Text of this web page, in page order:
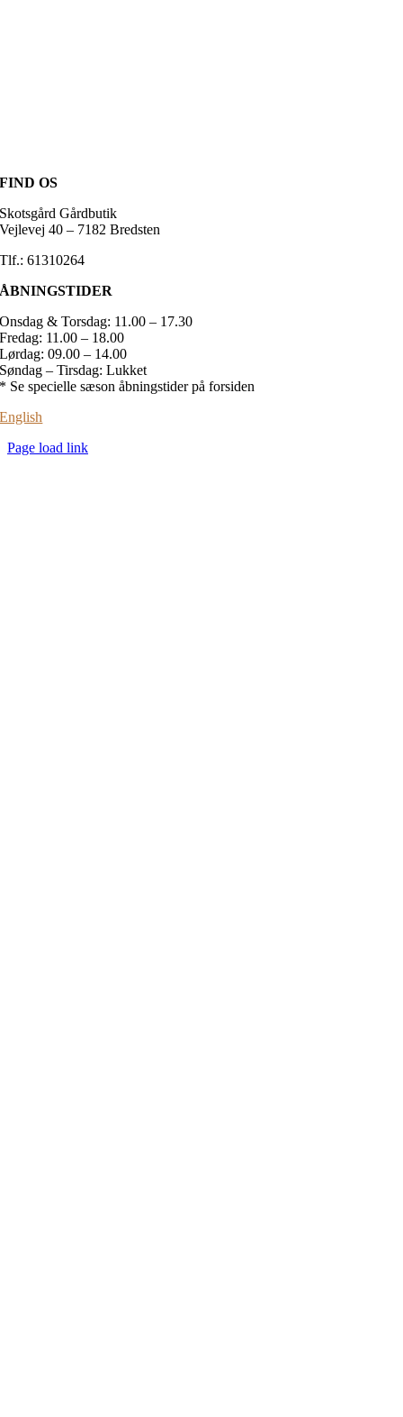
FIND OS
Skotsgård Gårdbutik
Vejlevej 40 – 7182 Bredsten
Tlf.: 61310264
ÅBNINGSTIDER
Onsdag & Torsdag: 11.00 – 17.30
Fredag: 11.00 – 18.00
Lørdag: 09.00 – 14.00
Søndag – Tirsdag: Lukket
* Se specielle sæson åbningstider på forsiden
English
Page load link